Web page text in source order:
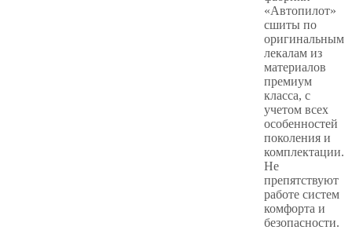
«Автопилот»
сшиты по
оригинальным
лекалам из
материалов
премиум
класса, с
учетом всех
особенностей
поколения и
комплектации.
Не
препятствуют
работе систем
комфорта и
безопасности.